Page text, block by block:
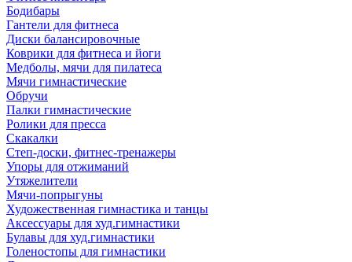
Бодибары
Гантели для фитнеса
Диски балансировочные
Коврики для фитнеса и йоги
Медболы, мячи для пилатеса
Мячи гимнастические
Обручи
Палки гимнастические
Ролики для пресса
Скакалки
Степ-доски, фитнес-тренажеры
Упоры для отжиманий
Утяжелители
Мячи-попрыгуны
Художественная гимнастика и танцы
Аксессуары для худ.гимнастики
Булавы для худ.гимнастики
Голеностопы для гимнастики